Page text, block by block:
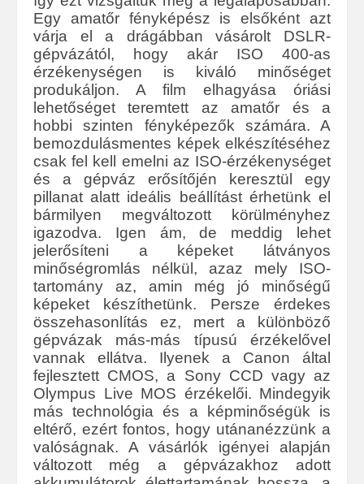
Egy amatőr fényképész is elsőként azt
várja el a drágábban vásárolt DSLR-
gépvázától, hogy akár ISO 400-as
érzékenységen is kiváló minőséget
produkáljon. A film elhagyása óriási
lehetőséget teremtett az amatőr és a
hobbi szinten fényképezők számára. A
bemozdulásmentes képek elkészítéséhez
csak fel kell emelni az ISO-érzékenységet
és a gépváz erősítőjén keresztül egy
pillanat alatt ideális beállítást érhetünk el
bármilyen megváltozott körülményhez
igazodva. Igen ám, de meddig lehet
jelerősíteni a képeket látványos
minőségromlás nélkül, azaz mely ISO-
tartomány az, amin még jó minőségű
képeket készíthetünk. Persze érdekes
összehasonlítás ez, mert a különböző
gépvázak más-más típusú érzékelővel
vannak ellátva. Ilyenek a Canon által
fejlesztett CMOS, a Sony CCD vagy az
Olympus Live MOS érzékelői. Mindegyik
más technológia és a képminőségük is
eltérő, ezért fontos, hogy utánanézzünk a
valóságnak. A vásárlók igényei alapján
változott még a gépvázakhoz adott